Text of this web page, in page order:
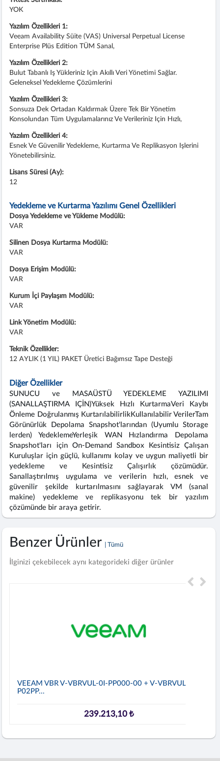
YOK
Yazılım Özellikleri 1:
Veeam Availability Süite (VAS) Universal Perpetual License
Enterprise Plüs Edition TÜM Sanal,
Yazılım Özellikleri 2:
Bulut Tabanlı Iş Yükleriniz Için Akıllı Veri Yönetimi Sağlar.
Geleneksel Yedekleme Çözümlerini
Yazılım Özellikleri 3:
Sonsuza Dek Ortadan Kaldırmak Üzere Tek Bir Yönetim
Konsolundan Tüm Uygulamalarınız Ve Verileriniz Için Hızlı,
Yazılım Özellikleri 4:
Esnek Ve Güvenilir Yedekleme, Kurtarma Ve Replikasyon Işlerini
Yönetebilirsiniz.
Lisans Süresi (Ay):
12
Yedekleme ve Kurtarma Yazılımı Genel Özellikleri
Dosya Yedekleme ve Yükleme Modülü:
VAR
Silinen Dosya Kurtarma Modülü:
VAR
Dosya Erişim Modülü:
VAR
Kurum İçi Paylaşım Modülü:
VAR
Link Yönetim Modülü:
VAR
Teknik Özellikler:
12 AYLIK (1 YIL) PAKET Üretici Bağımsız Tape Desteği
Diğer Özellikler
SUNUCU ve MASAÜSTÜ YEDEKLEME YAZILIMI
(SANALLAŞTIRMA IÇİN)Yüksek Hızlı KurtarmaVeri Kaybı
Önleme Doğrulanmış KurtarılabilirlikKullanılabilir VerilerTam
Görünürlük Depolama Snapshot'larından (Uyumlu Storage
lerden) YedeklemeYerleşik WAN Hızlandırma Depolama
Snapshot'ları için On-Demand Sandbox Kesintisiz Çalışan
Kuruluşlar için güçlü, kullanımı kolay ve uygun maliyetli bir
yedekleme ve Kesintisiz Çalışırlık çözümüdür.
Sanallaştırılmış uygulama ve verilerin hızlı, esnek ve
güvenilir şekilde kurtarılmasını sağlayarak VM (sanal
makine) yedekleme ve replikasyonu tek bir yazılım
çözümünde bir araya getirir.
Benzer Ürünler | Tümü
İlginizi çekebilecek aynı kategorideki diğer ürünler
VEEAM VBR V-VBRVUL-0I-PP000-00 + V-VBRVUL-0I-
P02PP...
239.213,10 ₺